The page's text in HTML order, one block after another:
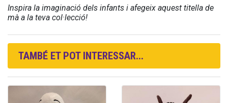
Inspira la imaginació dels infants i afegeix aquest titella de
mà a la teva col·lecció!
TAMBÉ ET POT INTERESSAR...